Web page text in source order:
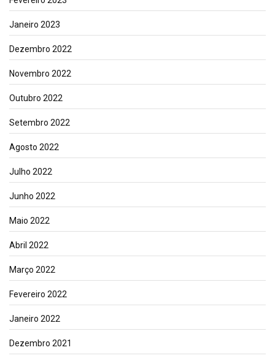
Janeiro 2023
Dezembro 2022
Novembro 2022
Outubro 2022
Setembro 2022
Agosto 2022
Julho 2022
Junho 2022
Maio 2022
Abril 2022
Março 2022
Fevereiro 2022
Janeiro 2022
Dezembro 2021